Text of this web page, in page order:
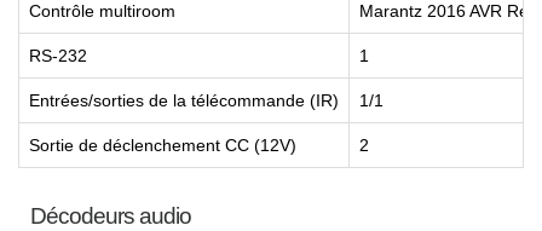
Contrôle multiroom Marantz 2016 AVR
RS-232 1
Entrées/sorties de la télécommande (IR) 1/1
Sortie de déclenchement CC (12V) 2
Décodeurs audio